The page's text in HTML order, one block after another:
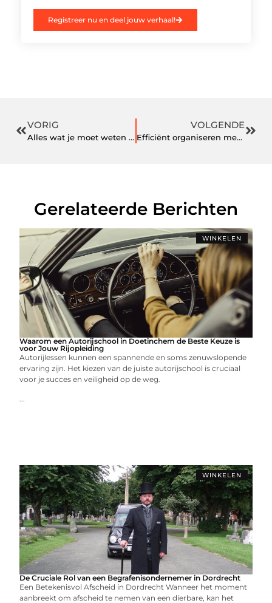
Registreer nu en deel jouw verhaal!
VORIG
Alles wat je moet weten over temperatuur in Diest
VOLGENDE
Efficiënt organiseren met etiketten op rol van Etikettenplaza
Gerelateerde Berichten
WINKELEN
Waarom een Autorijschool in Doetinchem de Beste Keuze is
voor Jouw Rijopleiding
Autorijlessen kunnen een spannende en soms zenuwslopende
ervaring zijn. Het kiezen van de juiste autorijschool is cruciaal
voor je succes en veiligheid op de weg.
...
WINKELEN
De Cruciale Rol van een Begrafenisondernemer in Dordrecht
Een Betekenisvol Afscheid in Dordrecht Wanneer het moment
aanbreekt om afscheid te nemen van een dierbare, kan het